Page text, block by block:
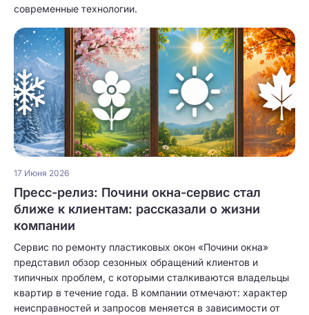
современные технологии.
17 Июня 2026
Пресс-релиз: Почини окна-сервис стал
ближе к клиентам: рассказали о жизни
компании
Сервис по ремонту пластиковых окон «Почини окна»
представил обзор сезонных обращений клиентов и
типичных проблем, с которыми сталкиваются владельцы
квартир в течение года. В компании отмечают: характер
неисправностей и запросов меняется в зависимости от